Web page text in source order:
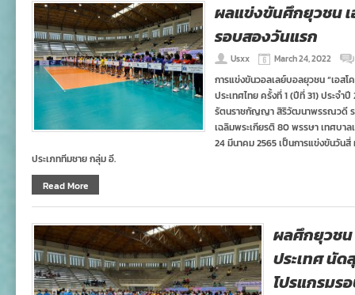
ผลแข่งขันศึกยุวชน เ
รอบสองวันแรก
Usxx March 24, 2022
การแข่งขันวอลเลย์บอลยุวชน “เอสโ
ประเทศไทย ครั้งที่ 1 (ปีที่ 31) ประจ
รัตนราชกัญญา สิริวัฒนาพรรณวดี ร
เฉลิมพระเกียรติ 80 พรรษา เทศบา
24 มีนาคม 2565 เป็นการแข่งขันวัน
ประเภททีมชาย กลุ่ม อี.
Read More
ผลศึกยุวชน
ประเทศ นั
โปรแกรมร